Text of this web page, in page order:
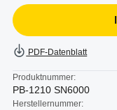
PDF-Datenblatt
Produktnummer:
PB-1210 SN6000
Herstellernummer: